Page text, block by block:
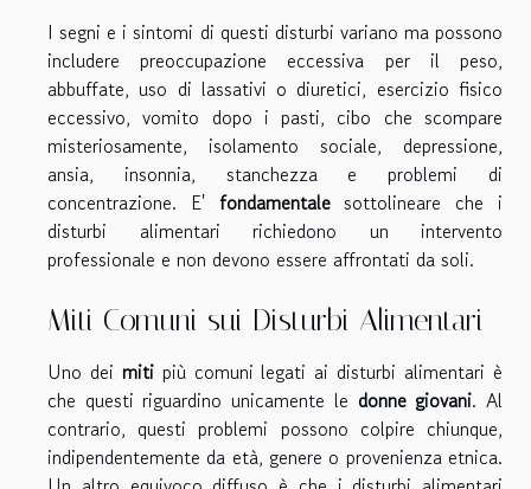
I segni e i sintomi di questi disturbi variano ma possono
includere preoccupazione eccessiva per il peso,
abbuffate, uso di lassativi o diuretici, esercizio fisico
eccessivo, vomito dopo i pasti, cibo che scompare
misteriosamente, isolamento sociale, depressione,
ansia, insonnia, stanchezza e problemi di
concentrazione. E' fondamentalesottolineare che i
disturbi alimentari richiedono un intervento
professionale e non devono essere affrontati da soli.
Miti Comuni sui Disturbi Alimentari
Uno dei mitipiù comuni legati ai disturbi alimentari è
che questi riguardino unicamente le donne giovani. Al
contrario, questi problemi possono colpire chiunque,
indipendentemente da età, genere o provenienza etnica.